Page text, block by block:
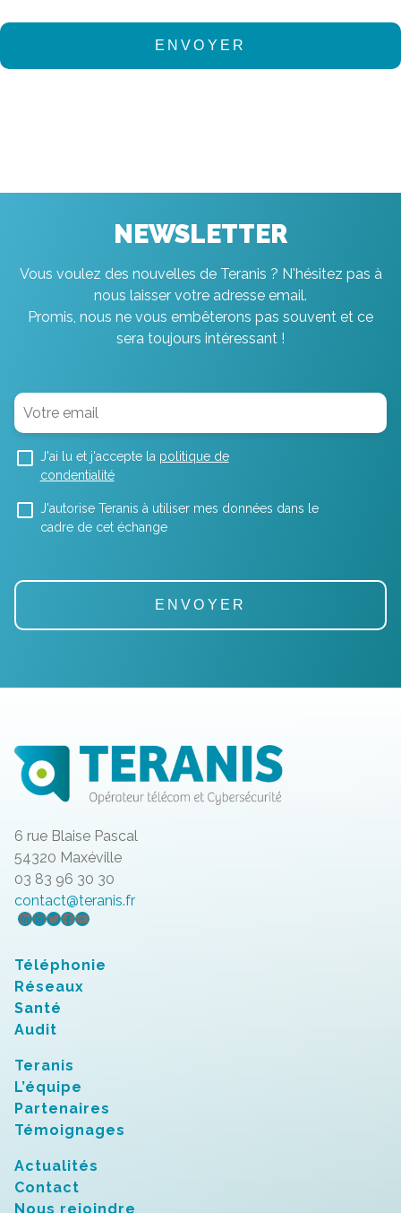
NEWSLETTER
Vous voulez des nouvelles de Teranis ? N'hésitez pas à
nous laisser votre adresse email.
Promis, nous ne vous embêterons pas souvent et ce
sera toujours intéressant !
J'ai lu et j'accepte la politique de
condentialité
J'autorise Teranis à utiliser mes données dans le
cadre de cet échange
6 rue Blaise Pascal
54320 Maxéville
03 83 96 30 30
contact@teranis.fr
LinkedIn
Instagram
Twitter
Facebook
YouTube
Téléphonie
Réseaux
Santé
Audit
Teranis
L’équipe
Partenaires
Témoignages
Actualités
Contact
Nous rejoindre